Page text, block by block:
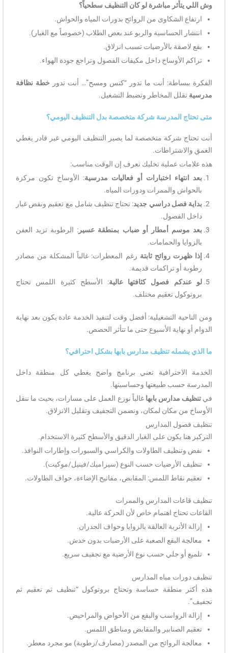
وش اللي يتأثر مباشرة لو كان التنظيف سطحياً؟
ارتفاع الشكاوى من الروائح بدورات المياه والحواش.
انتشار الحساسية والربو عند بعض الطلاب (خصوصاً مع الغبار).
بقع لاصقة بالأرضيات تسبب انزلاق.
تراكم الأوساخ داخل مكيفات الفصول وتراجع جودة الهواء.
الفكرة ببساطة: أنت ما تدور “كنس ومسح”… أنت تدور خطة نظافة
مدرسية تقلل المخاطر وتضبط التشغيل.
متى تحتاج المدرسة شركة متخصصة بدل التنظيف اليومي؟
أنت تحتاج شركة متخصصة لما يصير التنظيف اليومي غير قادر يغطي
العمق والاشتراطات.
هذه علامات عملية تخليك تعرف إن الوقت مناسب:
بعد انتهاء اختبارات أو فعاليات مدرسية: الأوساخ تكون مركزة
بالحواش والممرات ودورات المياه.
بداية فصل دراسي جديد: تحتاج تنظيف شامل مع تعقيم ونفض غبار
داخل الفصول.
بعد موسم أمطار أو ضباب بمنطقة عسير : الرطوبة تزيد العفن
بالزوايا والحمامات.
إذا ظهرت روائح ثابتة رغم المعطرات: غالباً المشكلة من مصادر
رطوبة أو تراكمات قديمة.
لو عندكم فصول كثافتها عالية: الأسطح كثيرة اللمس تحتاج
بروتوكول تعقيم مختلف.
ومن الناحية التشغيلية: أفضل وقت لتنفيذ الخدمة عادة يكون بعد نهاية
الدوام أو نهاية الأسبوع حتى ما تتأثر الحصص.
ما الذي يشمله تنظيف مدارس بابها بشكل احترافي؟
الخدمة الاحترافية تعني برنامج واضح يغطي كل منطقة داخل
المدرسة حسب طبيعتها وحساسيتها.
فيتنظيف مدارس بابها غالباً نوزع العمل على مسارات، بحيث ما ننقل
الأوساخ من مكان لمكان، ونضمن التجفيف وتقليل الانزلاق.
تنظيف فصول المدارس
التركيز هنا يكون على الغبار الدقيق والأسطح كثيرة الاستخدام.
نفض وتنظيف الطاولات والكراسي والسبورات وإطارات النوافذ.
تنظيف الأرضيات حسب النوع (سيراميك/فينيل/موكيت).
تعقيم نقاط اللمس: المقابض، مفاتيح الإضاءة، حواف الطاولات.
تنظيف قاعات المدارس والممرات
القاعات تحتاج اهتمام خاص لأن الحركة عالية.
إزالة الأتربة العالقة بالزوايا وحواف الجدران.
معالجة البقع الصعبة على الأرضيات بدون خدش.
تلميع أو جلي حسب نوع الأرضية مع تجفيف سريع.
تنظيف دورات مياه المدارس
هذه أكثر منطقة حساسة وتحتاج بروتوكول “تنظيف ثم تعقيم ثم
تجفيف”.
إزالة الرواسب والبقع من الأحواض والمراحيض.
تعقيم الصنابير والمقابض ومناطق اللمس.
معالجة الروائح من المصدر (مصارف/رطوبة) مو مجرد معطر.